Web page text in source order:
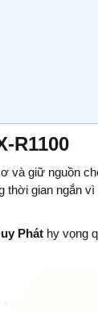
R1100
và giữ nguồn
thời gian ngắn
Phát hy vọng